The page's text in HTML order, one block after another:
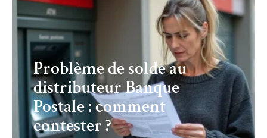
Problème de solde au
distributeur Banque
Postale : comment
contester ?